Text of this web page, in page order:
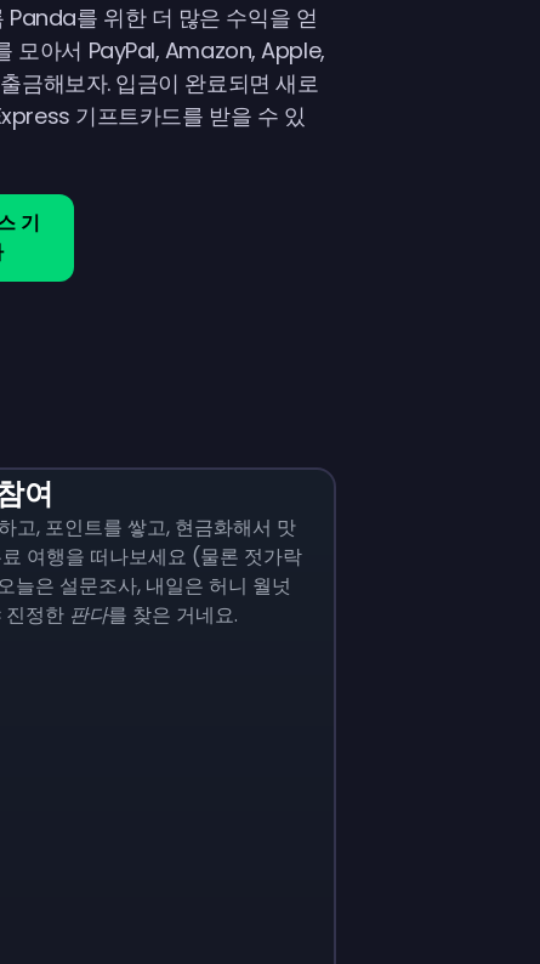
Panda를 위한 더 많은 수익을 얻
모아서 PayPal, Amazon, Apple,
금해보자. 입금이 완료되면 새로
기프트카드를 받을 수 있
기
여
고, 포인트를 쌓고, 현금화해서 맛
여행을 떠나보세요 (물론 젓가락
늘은 설문조사, 내일은 허니 월넛
진정한 판다를 찾은 거네요.